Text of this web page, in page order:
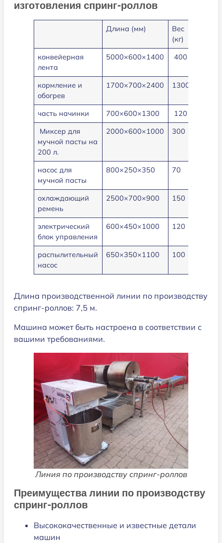
изготовления спринг-роллов
Длина (мм)
Вес
(кг)
конвейерная
лента
5000×600×1400 400
кормление и
обогрев
1700×700×2400 1300
часть начинки 700×600×1300 120
Миксер для
мучной пасты на
200 л.
2000×600×1000 300
насос для
мучной пасты
800×250×350 70
охлаждающий
ремень
2500×700×900 150
электрический
блок управления
600×450×1000 120
распылительный
насос
650×350×1100 100
Длина производственной линии по производству
спринг-роллов: 7,5 м.
Машина может быть настроена в соответствии с
вашими требованиями.
Линия по производству спринг-роллов
Преимущества линии по производству
спринг-роллов
Высококачественные и известные детали
машин